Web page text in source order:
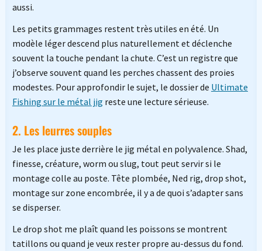
aussi.
Les petits grammages restent très utiles en été. Un
modèle léger descend plus naturellement et déclenche
souvent la touche pendant la chute. C’est un registre que
j’observe souvent quand les perches chassent des proies
modestes. Pour approfondir le sujet, le dossier de Ultimate
Fishing sur le métal jig reste une lecture sérieuse.
2. Les leurres souples
Je les place juste derrière le jig métal en polyvalence. Shad,
finesse, créature, worm ou slug, tout peut servir si le
montage colle au poste. Tête plombée, Ned rig, drop shot,
montage sur zone encombrée, il y a de quoi s’adapter sans
se disperser.
Le drop shot me plaît quand les poissons se montrent
tatillons ou quand je veux rester propre au-dessus du fond.